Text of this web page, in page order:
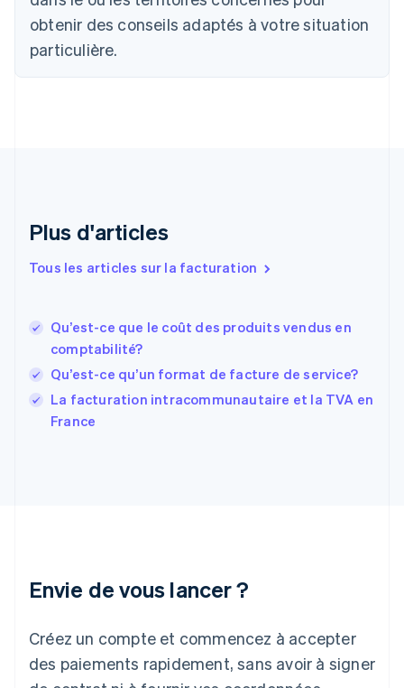
obtenir des conseils adaptés à votre situation
particulière.
Plus d'articles
Tous les articles sur la facturation
Qu’est-ce que le coût des produits vendus en
comptabilité?
Qu’est-ce qu’un format de facture de service?
La facturation intracommunautaire et la TVA en
France
Envie de vous lancer ?
Créez un compte et commencez à accepter
des paiements rapidement, sans avoir à signer
简体中文English
Chypre
English
Croatie
EnglishItaliano
English
EnglishEspañol简体中文
France
Français English
Gibraltar
English
Grèce
Hongrie
日本語 English
English
Liechtenstein
Deutsch English